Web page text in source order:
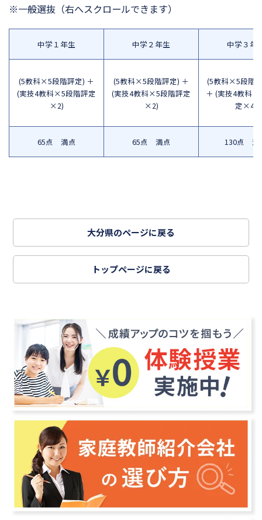
※一般選抜 （右へスクロールできます）
中学１年生
(5教科×5段階評定) ＋
(実技4教科×5段階評定
×2)
65点 満点
中学２年生
(5教科×5段階評定) ＋
(実技4教科×5段階評定
×2)
65点 満点
中学３年
(5教科×5段階
＋ (実技4教科
定×4)
130点 満
大分県のページに戻る
トップページに戻る